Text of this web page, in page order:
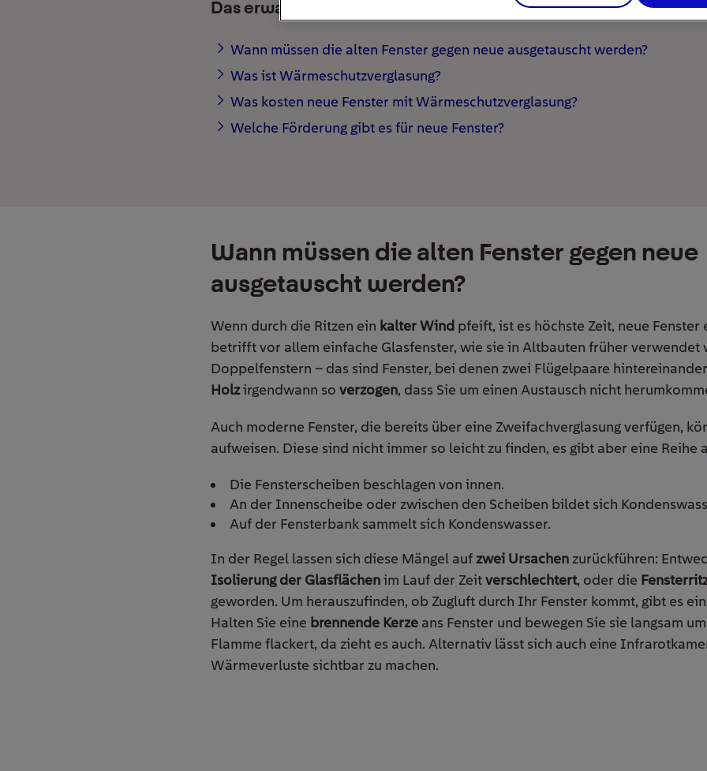
Das erwartet Sie hier
Wann müssen die alten Fenster gegen neue ausgetauscht werden?
Was ist Wärmeschutzverglasung?
Was kosten neue Fenster mit Wärmeschutzverglasung?
Welche Förderung gibt es für neue Fenster?
Wann müssen die alten Fenster gegen neue
ausgetauscht werden?
Wenn durch die Ritzen ein kalter Wind pfeift, ist es höchste Zeit, neue Fenster
betrifft vor allem einfache Glasfenster, wie sie in Altbauten früher verwendet
Doppelfenstern – das sind Fenster, bei denen zwei Flügelpaare
Holzirgendwann so verzogen, dass Sie um einen Austausch nicht
Auch moderne Fenster, die bereits über eine Zweifachverglasung verfügen,
aufweisen. Diese sind nicht immer so leicht zu finden, es gibt aber eine Reihe
Die Fensterscheiben beschlagen von innen.
An der Innenscheibe oder zwischen den Scheiben bildet sich
Auf der Fensterbank sammelt sich Kondenswasser.
In der Regel lassen sich diese Mängel auf zwei Ursachen zurückführen:
Isolierung der Glasflächenim Lauf der Zeitverschlechtert, oder die
geworden. Um herauszufinden, ob Zugluft durch Ihr Fenster kommt, gibt es
Halten Sie eine brennende Kerze ans Fenster und bewegen Sie sie langsam
Flamme flackert, da zieht es auch. Alternativ lässt sich auch eine
Wärmeverluste sichtbar zu machen.